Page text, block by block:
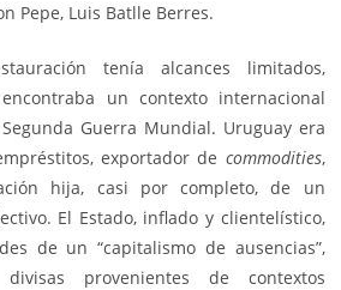
Pepe, Luis Batlle Berres.
tenía alcances limitados,
un contexto internacional
Guerra Mundial. Uruguay era
exportador de commodities,
hija, casi por completo, de un
El Estado, inflado y clientelístico,
de un “capitalismo de ausencias”,
provenientes de contextos